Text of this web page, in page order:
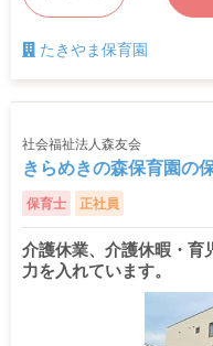
たきやま保育園
社会福祉法人森友会
きらめきの森保育園の
保育士 正社員
介護休業、介護休暇・育
力を入れています。